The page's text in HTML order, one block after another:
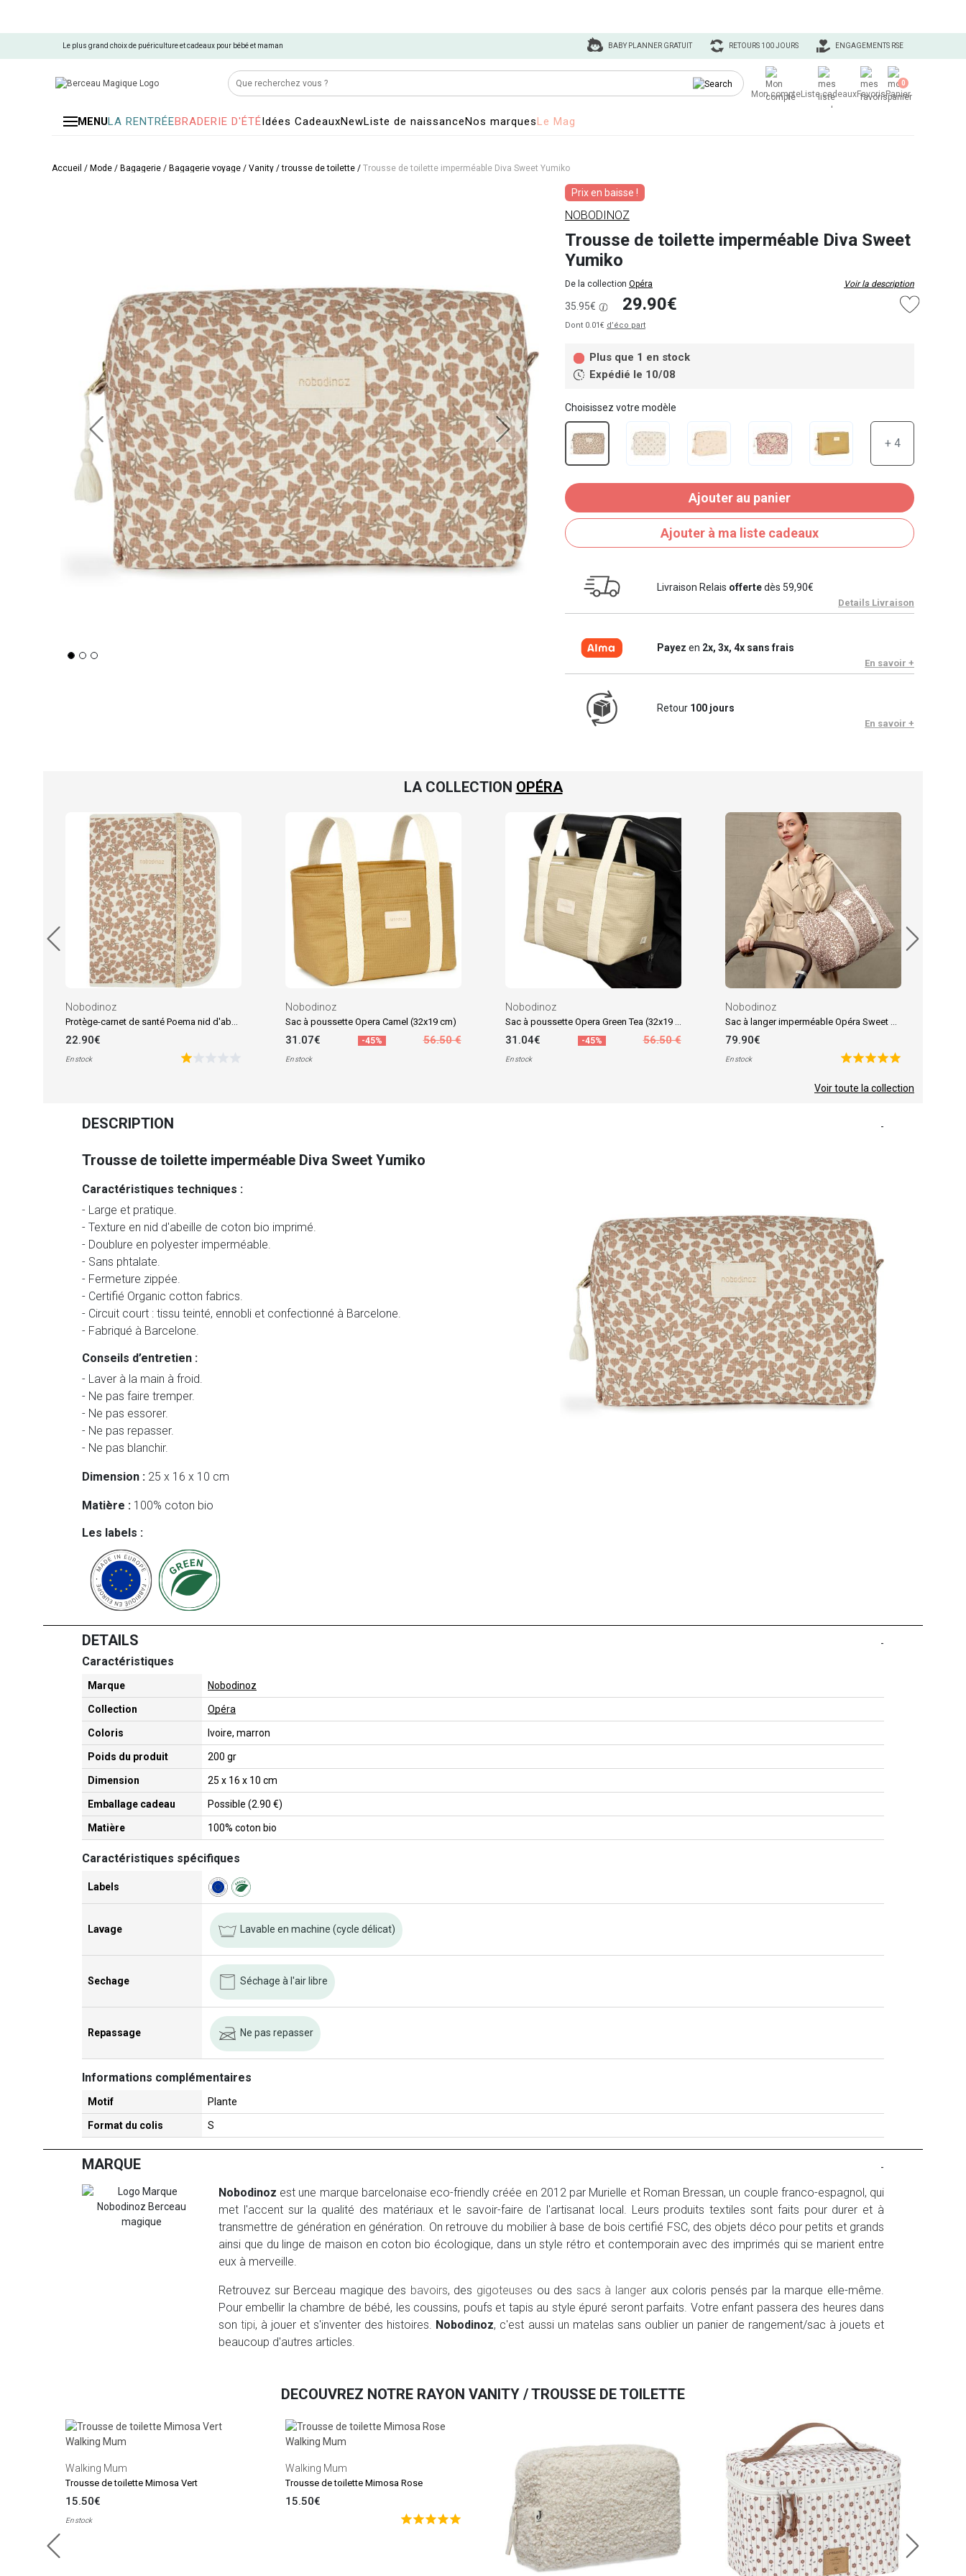
Le plus grand choix de puériculture et cadeaux pour bébé et maman ENGAGEMENTS RSE
RETOURS 100 JOURS
BABY PLANNER GRATUIT
Mon compteListe cadeauxFavorisPanier
0
MENULA RENTRÉEBRADERIE D'ÉTÉIdées CadeauxNewListe de naissanceNos marquesLe Mag
Accueil / Mode / Bagagerie / Bagagerie voyage / Vanity / trousse de toilette / Trousse de toilette imperméable Diva Sweet Yumiko
Prix en baisse !
NOBODINOZ
Trousse de toilette imperméable Diva Sweet
Yumiko
De la collection Opéra Voir la description
35.95€ 29.90€
Dont 0.01€ d’éco part
Plus que 1 en stock
Expédié le 10/08
Choisissez votre modèle
+ 4
Ajouter au panier
Ajouter à ma liste cadeaux
Livraison Relais offertedès 59,90€
Details Livraison
Payez en 2x, 3x, 4x sans frais
En savoir +
Retour 100 jours
En savoir +
LA COLLECTION OPÉRA
Nobodinoz
Protège-carnet de santé Poema nid d'abeille Sweet Yumiko
22.90€
En stock
Nobodinoz
Sac à poussette Opera Camel (32x19 cm)
31.07€ -45% 56.50 €
En stock
Nobodinoz
Sac à poussette Opera Green Tea (32x19 cm)
31.04€ -45% 56.50 €
En stock
Nobodinoz
Sac à langer imperméable Opéra Sweet Yumiko
79.90€
En stock
Voir toute la collection
DESCRIPTION -
Trousse de toilette imperméable Diva Sweet Yumiko
Caractéristiques techniques :
- Large et pratique.
- Texture en nid d'abeille de coton bio imprimé.
- Doublure en polyester imperméable.
- Sans phtalate.
- Fermeture zippée.
- Certifié Organic cotton fabrics.
- Circuit court : tissu teinté, ennobli et confectionné à Barcelone.
- Fabriqué à Barcelone.
Conseils d’entretien :
- Laver à la main à froid.
- Ne pas faire tremper.
- Ne pas essorer.
- Ne pas repasser.
- Ne pas blanchir.
Dimension : 25 x 16 x 10 cm
Matière : 100% coton bio
Les labels :
DETAILS -
Caractéristiques
Marque Nobodinoz
Collection Opéra
Coloris Ivoire, marron
Poids du produit 200 gr
Dimension 25 x 16 x 10 cm
Emballage cadeau Possible (2.90 €)
Matière 100% coton bio
Caractéristiques spécifiques
Labels
Lavage Lavable en machine (cycle délicat)
Sechage Séchage à l'air libre
Repassage Ne pas repasser
Informations complémentaires
Motif Plante
Format du colis S
MARQUE -
Nobodinoz est une marque barcelonaise eco-friendly créée en 2012 par Murielle et Roman Bressan, un couple franco-espagnol, qui
met l'accent sur la qualité des matériaux et le savoir-faire de l'artisanat local. Leurs produits textiles sont faits pour durer et à
transmettre de génération en génération. On retrouve du mobilier à base de bois certifié FSC, des objets déco pour petits et grands
ainsi que du linge de maison en coton bio écologique, dans un style rétro et contemporain avec des imprimés qui se marient entre
eux à merveille.
Retrouvez sur Berceau magique des bavoirs, des gigoteuses ou des sacs à langer aux coloris pensés par la marque elle-même.
Pour embellir la chambre de bébé, les coussins, poufs et tapis au style épuré seront parfaits. Votre enfant passera des heures dans
sontipi, à jouer et s'inventer des histoires. Nobodinoz, c'est aussi un matelas sans oublier un panier de rangement/sac à jouets et
beaucoup d'autres articles.
DECOUVREZ NOTRE RAYON VANITY / TROUSSE DE TOILETTE
Walking Mum
Trousse de toilette Mimosa Vert
15.50€
En stock
Walking Mum
Trousse de toilette Mimosa Rose
15.50€